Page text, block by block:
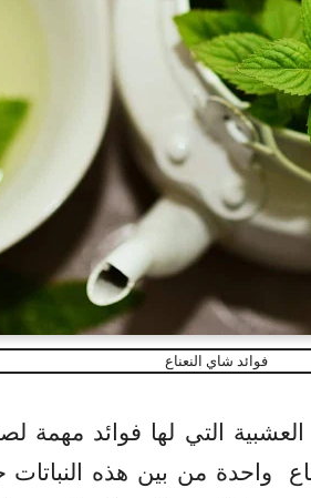
فوائد شاي النعناع
العشبية التي لها فوائد
واحدة من بين هذه